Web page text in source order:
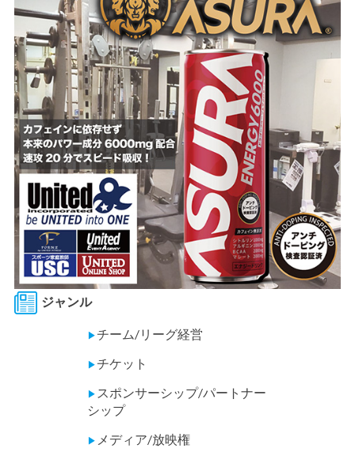
ジャンル
▶チーム/リーグ経営
▶チケット
▶ スポンサーシップ/パートナー
シップ
▶ メディア/放映権